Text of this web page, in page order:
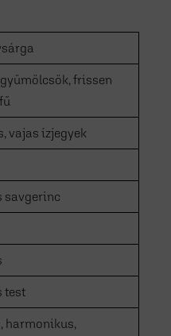
frissen
vajas ízjegyek
savgerinc
test
harmonikus,